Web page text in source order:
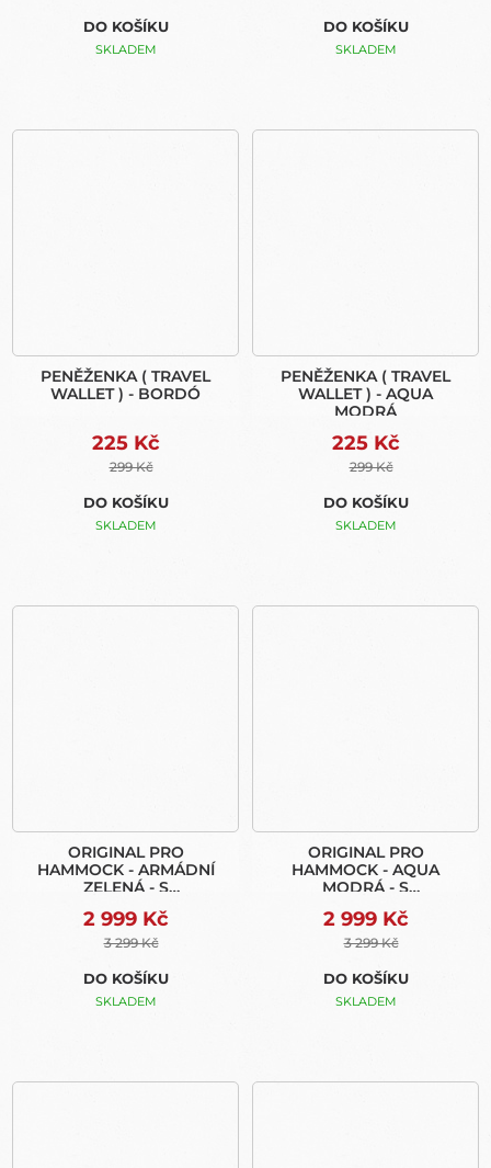
DO KOŠÍKU
SKLADEM
DO KOŠÍKU
SKLADEM
PENĚŽENKA ( TRAVEL
WALLET ) - BORDÓ
225 Kč
299 Kč
DO KOŠÍKU
SKLADEM
PENĚŽENKA ( TRAVEL
WALLET ) - AQUA
MODRÁ
225 Kč
299 Kč
DO KOŠÍKU
SKLADEM
ORIGINAL PRO
HAMMOCK - ARMÁDNÍ
ZELENÁ - S
BAG)
2 999 Kč
3 299 Kč
DO KOŠÍKU
SKLADEM
ORIGINAL PRO
HAMMOCK - AQUA
MODRÁ - S
BAG)
2 999 Kč
3 299 Kč
DO KOŠÍKU
SKLADEM